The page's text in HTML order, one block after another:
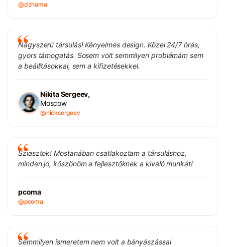
@dzhama
Nagyszerű társulás! Kényelmes design. Közel 24/7 órás,
gyors támogatás. Sosem volt semmilyen problémám sem
a beállításokkal, sem a kifizetésekkel.
Nikita Sergeev,
Moscow
@nicksergeev
Sziasztok! Mostanában csatlakoztam a társuláshoz,
minden jó, köszönöm a fejlesztőknek a kiváló munkát!
pcoma
@pcoma
Semmilyen ismeretem nem volt a bányászással